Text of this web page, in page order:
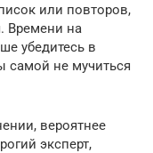
или повторов,
Времени на
убедитесь в
самой не мучиться
вероятнее
эксперт,